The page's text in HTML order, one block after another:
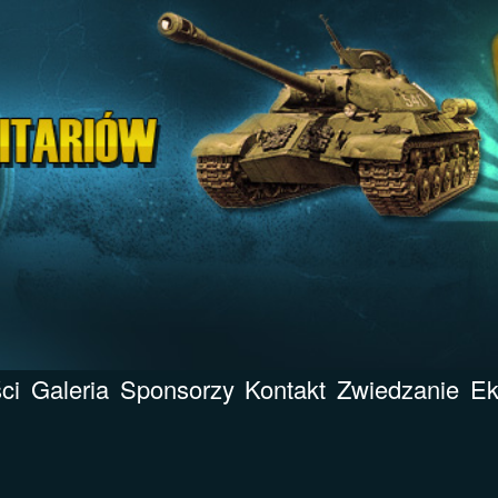
Galeria Sponsorzy Kontakt Zwiedzanie